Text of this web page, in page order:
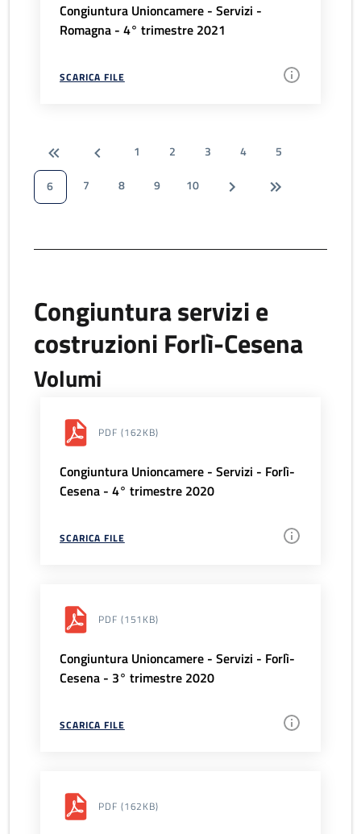
Congiuntura Unioncamere - Servizi -
Romagna - 4° trimestre 2021
SCARICA FILE
1 2 3 4
5
6
7 8 9 10
Congiuntura servizi e
costruzioni Forlì-Cesena
Volumi
PDF (162KB)
Congiuntura Unioncamere - Servizi - Forlì-
Cesena - 4° trimestre 2020
SCARICA FILE
PDF (151KB)
Congiuntura Unioncamere - Servizi - Forlì-
Cesena - 3° trimestre 2020
SCARICA FILE
PDF (162KB)